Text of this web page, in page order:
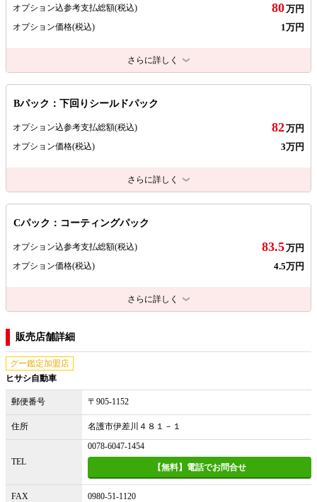
オプション込参考支払総額(税込) 80万円
オプション価格(税込) 1万円
さらに詳しく
Bパック：下回りシールドパック
オプション込参考支払総額(税込) 82万円
オプション価格(税込) 3万円
さらに詳しく
Cパック：コーティングパック
オプション込参考支払総額(税込) 83.5万円
オプション価格(税込) 4.5万円
さらに詳しく
販売店舗詳細
グー鑑定加盟店
ヒサシ自動車
郵便番号 〒905-1152
住所 名護市伊差川４８１－１
TEL
0078-6047-1454
【無料】電話でお問合せ
FAX 0980-51-1120